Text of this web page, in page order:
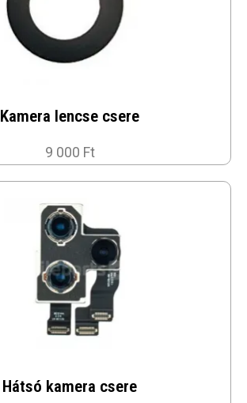
Kamera lencse csere
9 000 Ft
Hátsó kamera csere